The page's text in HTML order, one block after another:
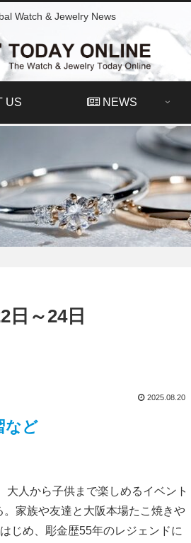
Watch & Jewelry News
US NEWS
日～24日
2025.08.20
など
人から子供まで楽しめるイベント
家族や友達と大阪本場たこ焼きや
じめ、彫金歴55年のレジェンドに